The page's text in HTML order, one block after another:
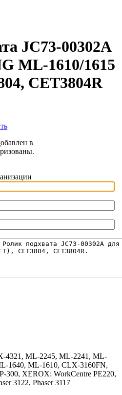
JC73-00302A
ML-1610/1615
CET3804R
в
4321, ML-2245, ML-2241, ML-
1640, ML-1610, CLX-3160FN,
300, XEROX: WorkCentre РE220,
3122, Phaser 3117